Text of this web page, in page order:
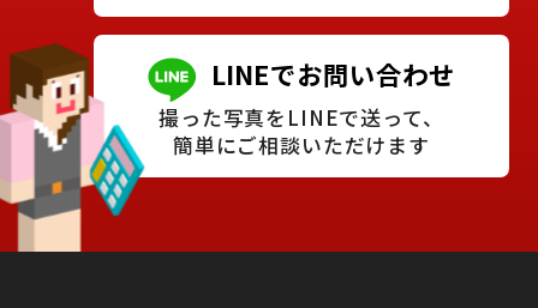
LINEでお問い合わせ
撮った写真をLINEで送って、
簡単にご相談いただけます